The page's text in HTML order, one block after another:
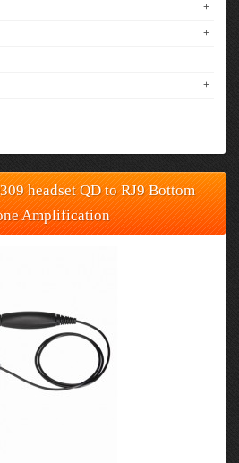
+
+
+
headset QD to RJ9 Bottom
Amplification